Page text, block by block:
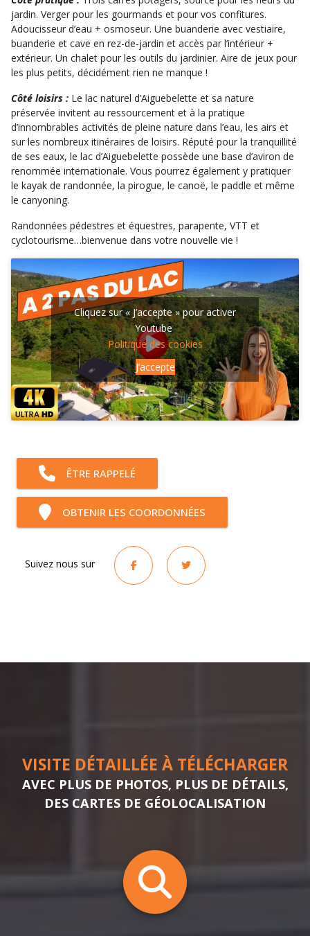
jardin. Verger pour les gourmands et pour vos confitures.
Adoucisseur d’eau + osmoseur. Une buanderie avec vestiaire,
buanderie et cave en rez-de-jardin et accès par l’intérieur +
extérieur. Un chalet pour les outils du jardinier. Aire de jeux pour
les plus petits, décidément rien ne manque !
Côté loisirs : Le lac naturel d’Aiguebelette et sa nature
préservée invitent au ressourcement et à la pratique
d’innombrables activités de pleine nature dans l’eau, les airs et
sur les nombreux itinéraires de loisirs. Réputé pour la tranquillité
de ses eaux, le lac d’Aiguebelette possède une base d’aviron de
renommée internationale. Vous pourrez également y pratiquer
le kayak de randonnée, la pirogue, le canoë, le paddle et même
le canyoning.
Randonnées pédestres et équestres, parapente, VTT et
cyclotourisme…bienvenue dans votre nouvelle vie !
Cliquez sur « J’accepte » pour activer
Youtube
Politique des cookies
J’accepte
ÊTRE RAPPELÉ
OBTENIR LES COORDONNÉES
Suivez nous sur
VISITE DÉTAILLÉE À TÉLÉCHARGER
AVEC PLUS DE PHOTOS, PLUS DE DÉTAILS,
DES CARTES DE GÉOLOCALISATION